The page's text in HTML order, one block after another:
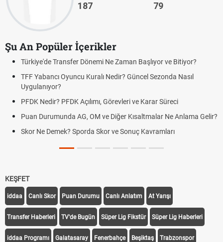
187 79
Şu An Popüler İçerikler
Türkiye'de Transfer Dönemi Ne Zaman Başlıyor ve Bitiyor?
TFF Yabancı Oyuncu Kuralı Nedir? Güncel Sezonda Nasıl
Uygulanıyor?
PFDK Nedir? PFDK Açılımı, Görevleri ve Karar Süreci
Puan Durumunda AG, OM ve Diğer Kısaltmalar Ne Anlama Gelir?
Skor Ne Demek? Sporda Skor ve Sonuç Kavramları
KEŞFET
iddaa Canlı Skor Puan Durumu Canlı Anlatım At Yarışı
Transfer Haberleri TV'de Bugün Süper Lig Fikstür Süper Lig Haberleri
iddaa Programı Galatasaray Fenerbahçe Beşiktaş Trabzonspor